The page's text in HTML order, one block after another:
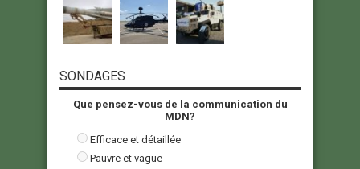
SONDAGES
Que pensez-vous de la communication du
MDN?
Efficace et détaillée
Pauvre et vague